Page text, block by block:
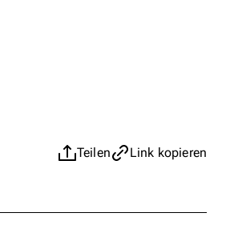
Teilen Link kopieren